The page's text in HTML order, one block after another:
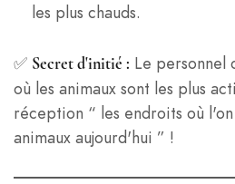
les plus chauds.
✅ Secret d'initié : Le personnel
où les animaux sont les plus
réception “ les endroits où
animaux aujourd'hui ” !